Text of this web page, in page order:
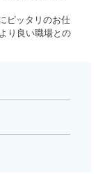
ピッタリのお仕
り良い職場との